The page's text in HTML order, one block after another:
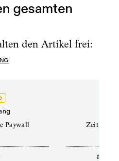
gesamten
den Artikel frei:
Paywall
ab